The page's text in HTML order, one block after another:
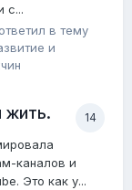
с...
ответил в тему
и
14
жить.
каналов и
Это как у...